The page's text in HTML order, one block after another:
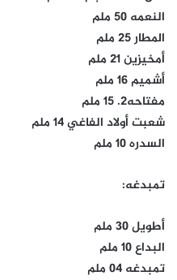
النعمه 50 ملم
المطار 25 ملم
أمخيزين 21 ملم
أشميم 16 ملم
مفتاحه2. 15 ملم
شعبت أولاد الفاغي 14 ملم
السدره 10 ملم
تمبدغه:
أطويل 30 ملم
البداع 10 ملم
تمبدغه 04 ملم